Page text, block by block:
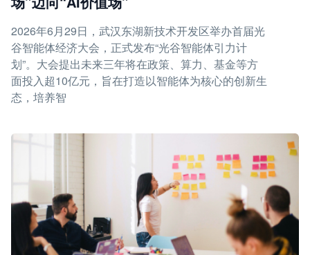
2026年6月29日，武汉东湖新技术开发区举办首届光
谷智能体经济大会，正式发布“光谷智能体引力计
划”。大会提出未来三年将在政策、算力、基金等方
面投入超10亿元，旨在打造以智能体为核心的创新生
态，培养智